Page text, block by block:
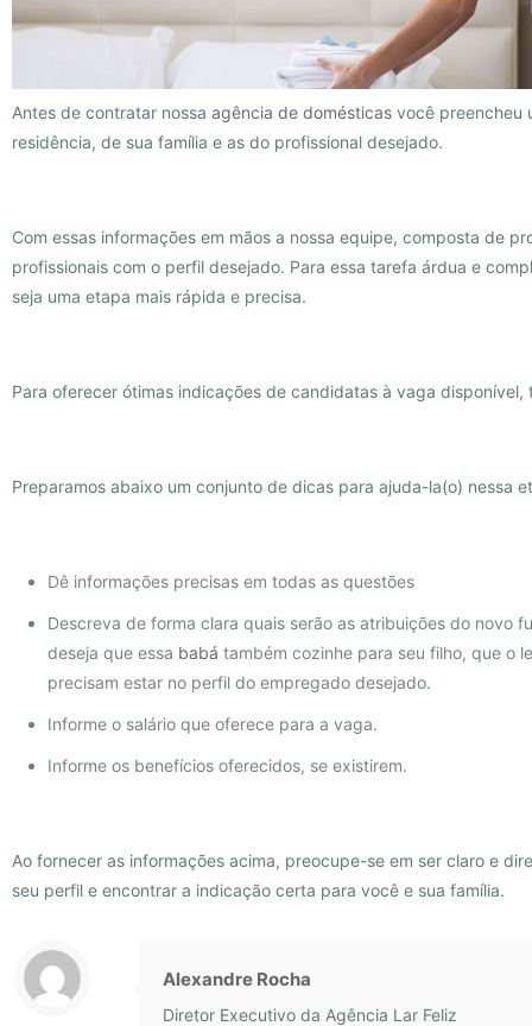
Antes de contratar nossa agência de domésticasvocê preencheu
residência, de sua família e as do profissional desejado.
Com essas informações em mãos a nossa equipe, composta de
profissionais com o perfil desejado. Para essa tarefa árdua e
seja uma etapa mais rápida e precisa.
Para oferecer ótimas indicações de candidatas à vaga
Preparamos abaixo um conjunto de dicas para ajuda-la(o) nessa
Dê informações precisas em todas as questões
Descreva de forma clara quais serão as atribuições do novo
deseja que essa babá também cozinhe para seu filho, que o
precisam estar no perfil do empregado desejado.
Informe o salário que oferece para a vaga.
Informe os benefícios oferecidos, se existirem.
Ao fornecer as informações acima, preocupe-se em ser claro e
seu perfil e encontrar a indicação certa para você e sua família.
Alexandre Rocha
Diretor Executivo da Agência Lar Feliz